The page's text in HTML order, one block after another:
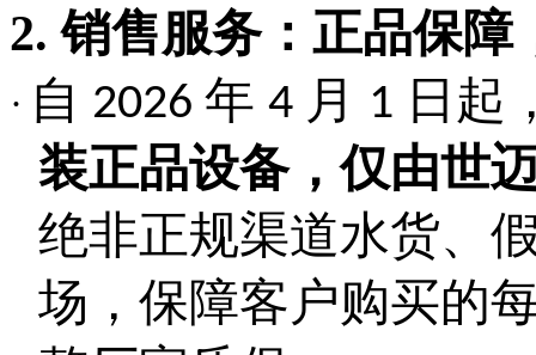
2. 销售服务：正品保
· 自 2026 年 4 月 1 日起
装正品设备，仅由世
绝非正规渠道水货、
场，保障客户购买的